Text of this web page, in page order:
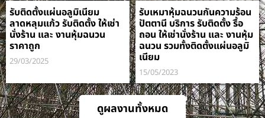
รับติดตั้งแผ่นอลูมิเนียม
ลาดหลุมแก้ว รับติดตั้ง ให้เช่า
นั่งร้าน และ งานหุ้มฉนวน
ราคาถูก
29/03/2025
รับเหมาหุ้มฉนวนกันความร้อน
ปัตตานี บริการ รับติดตั้ง รื้อ
ถอน ให้เช่านั่งร้าน และ งานหุ้ม
ฉนวน รวมทั้งติดตั้งแผ่นอลูมิ
เนียม
15/05/2023
ดูผลงานทั้งหมด